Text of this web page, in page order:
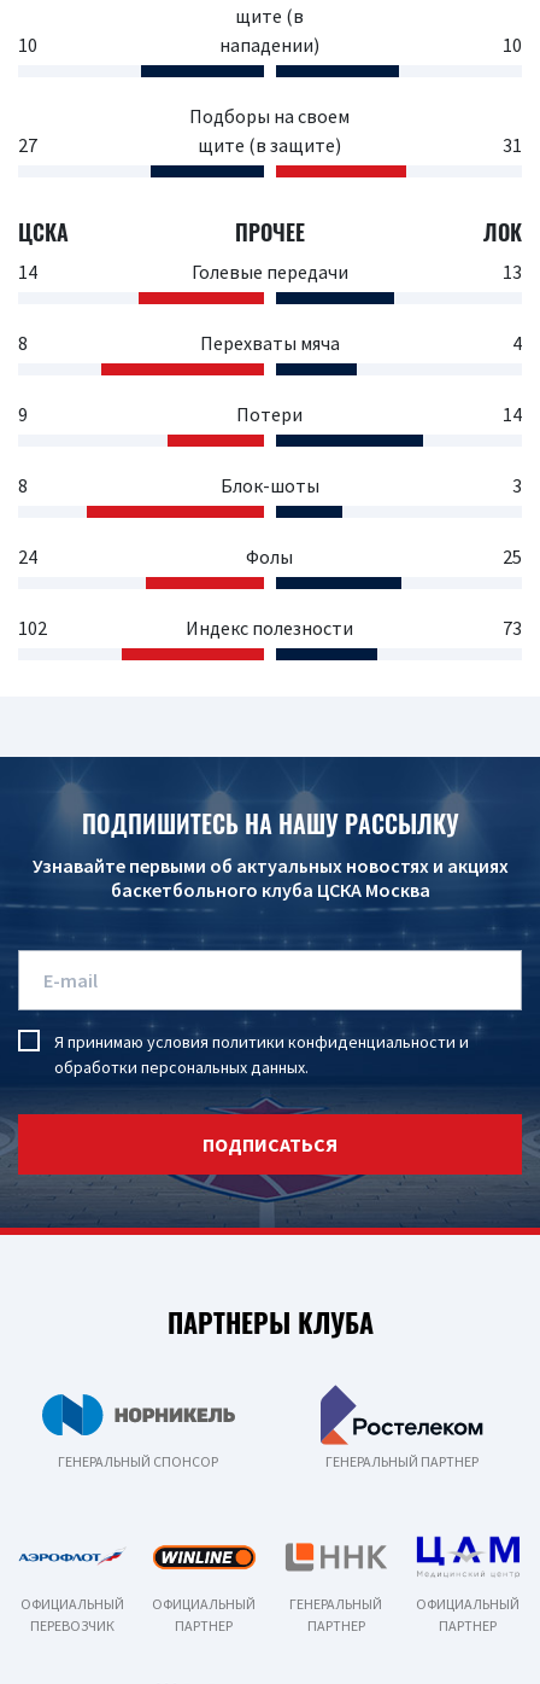
10
щите (в
нападении)
10
27
Подборы на своем
щите (в защите)
31
ЦСКА ПРОЧЕЕ ЛОК
14 Голевые передачи 13
8 Перехваты мяча 4
9 Потери 14
8 Блок-шоты 3
24 Фолы 25
102 Индекс полезности 73
ПОДПИШИТЕСЬ НА НАШУ РАССЫЛКУ
Узнавайте первыми об актуальных новостях и акциях
баскетбольного клуба ЦСКА Москва
Я принимаю условия политики конфиденциальности и
обработки персональных данных.
ПОДПИСАТЬСЯ
ПАРТНЕРЫ КЛУБА
ГЕНЕРАЛЬНЫЙ СПОНСОР ГЕНЕРАЛЬНЫЙ ПАРТНЕР
ОФИЦИАЛЬНЫЙ
ПЕРЕВОЗЧИК
ОФИЦИАЛЬНЫЙ
ПАРТНЕР
ГЕНЕРАЛЬНЫЙ
ПАРТНЕР
ОФИЦИАЛЬНЫЙ
ПАРТНЕР